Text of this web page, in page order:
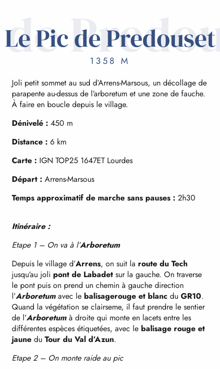
Le Pic de Predouset
1358 M
Joli petit sommet au sud d’Arrens-Marsous, un décollage de
parapente au-dessus de l’arboretum et une zone de fauche.
À faire en boucle depuis le village.
Dénivelé : 450 m
Distance : 6 km
Carte : IGN TOP25 1647ET Lourdes
Départ : Arrens-Marsous
Temps approximatif de marche sans pauses : 2h30
Itinéraire :
Etape 1 – On va à l’Arboretum
Depuis le village d’Arrens, on suit la route du Tech
jusqu’au joli pont de Labadet sur la gauche. On traverse
le pont puis on prend un chemin à gauche direction
l’Arboretumavec le balisagerouge et blanc du GR10.
Quand la végétation se clairseme, il faut prendre le sentier
de l’Arboretumà droite qui monte en lacets entre les
différentes espèces étiquetées, avec le balisage rouge et
jaune du Tour du Val d’Azun.
Etape 2 – On monte raide au pic